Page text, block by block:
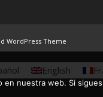
WordPress Theme
English
nuestra web. Si